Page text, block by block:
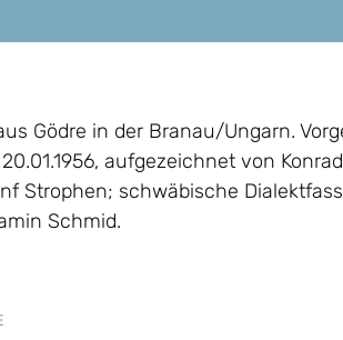
Gödre in der Branau/Ungarn.
aufgezeichnet von
Strophen; schwäbische
Schmid.